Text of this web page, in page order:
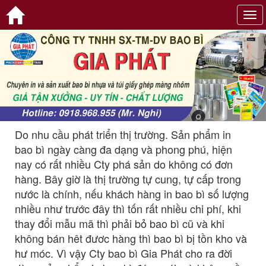
Do nhu cầu phát triển thị trường. Sản phẩm in
bao bì ngày càng đa dạng và phong phú, hiện
nay có rất nhiều Cty phá sản do không có đơn
hàng. Bây giờ là thị trường tự cung, tự cấp trong
nước là chính, nếu khách hàng in bao bì số lượng
nhiều như trước đây thì tốn rất nhiều chi phí, khi
thay đổi mẫu mã thì phải bỏ bao bì cũ và khi
không bán hêt đươc hàng thì bao bì bị tồn kho và
hư móc. Vì vậy Cty bao bì Gia Phát cho ra đời